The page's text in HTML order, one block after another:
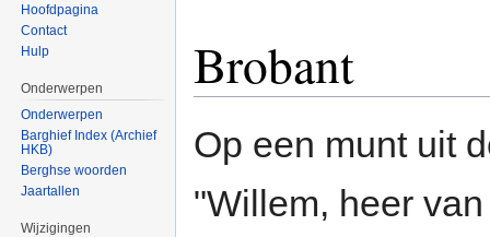
Brobant
Op een munt uit
"Willem, heer
Hoofdpagina
Contact
Hulp
Onderwerpen
Onderwerpen
Barghief Index (Archief
HKB)
Berghse woorden
Jaartallen
Wijzigingen